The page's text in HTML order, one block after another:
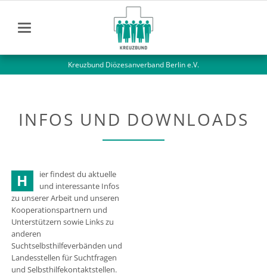
Kreuzbund Diözesanverband Berlin e.V.
INFOS UND DOWNLOADS
H
ier findest du aktuelle
und interessante Infos
zu unserer Arbeit und unseren
Kooperationspartnern und
Unterstützern sowie Links zu
anderen
Suchtselbsthilfeverbänden und
Landesstellen für Suchtfragen
und Selbsthilfekontaktstellen.